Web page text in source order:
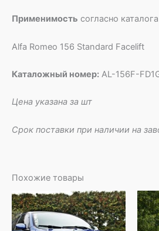
Применимость согласно
Alfa Romeo 156 Standard Facelift
Каталожный номер: AL-156F-
Цена указана за шт
Срок поставки при наличии на
Похожие товары